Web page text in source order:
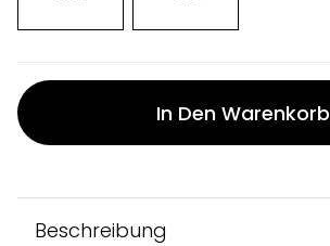
In Den Warenkorb
Beschreibung